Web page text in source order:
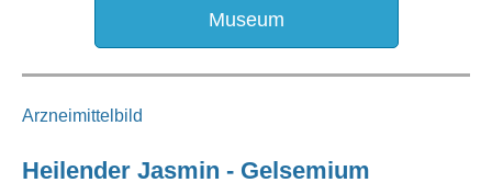
Museum
Arzneimittelbild
Heilender Jasmin - Gelsemium